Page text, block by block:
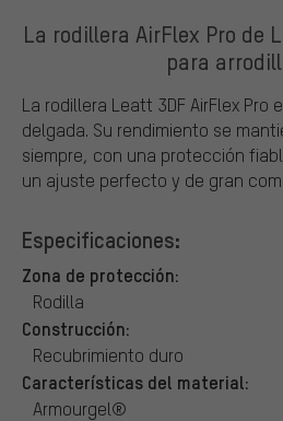
La rodillera AirFlex Pro de
para
La rodillera Leatt 3DF AirFlex Pro
delgada. Su rendimiento se
siempre, con una protección
un ajuste perfecto y de gran
Especificaciones:
Zona de protección:
Rodilla
Construcción:
Recubrimiento duro
Características del material:
Armourgel®